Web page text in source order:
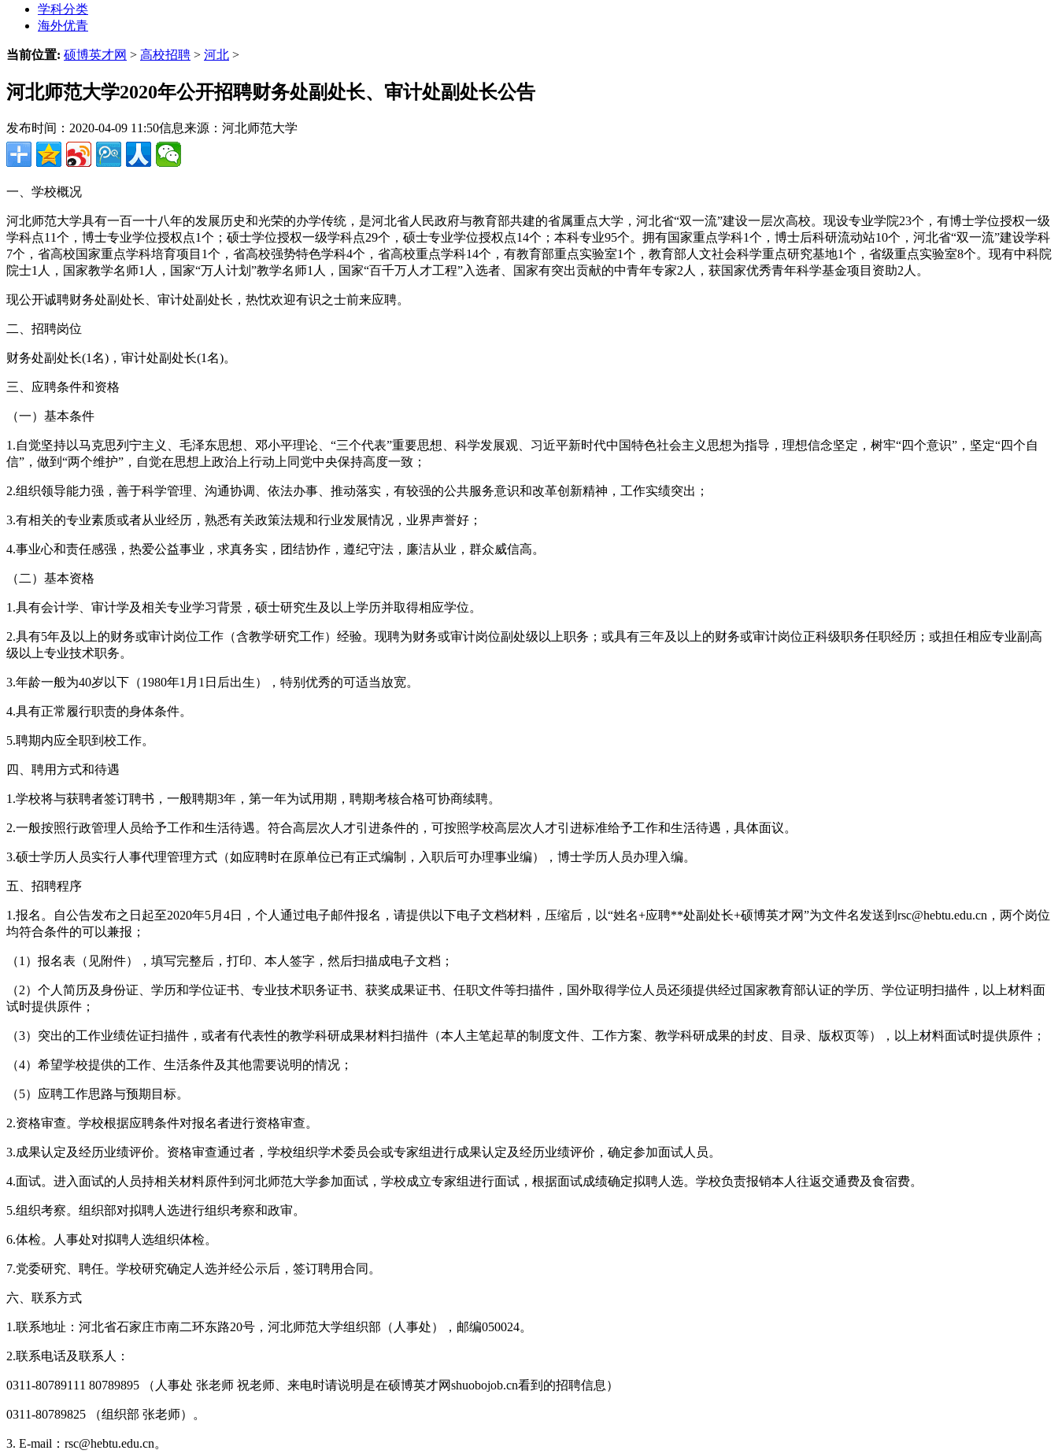
学科分类
海外优青
当前位置: 硕博英才网 > 高校招聘 > 河北 >
河北师范大学2020年公开招聘财务处副处长、审计处副处长公告
发布时间：2020-04-09 11:50信息来源：河北师范大学
一、学校概况
河北师范大学具有一百一十八年的发展历史和光荣的办学传统，是河北省人民政府与教育部共建的省属重点大学，河北省“双一流”建设一层次高校。现设专业学院23个，有博士学位授权一级
学科点11个，博士专业学位授权点1个；硕士学位授权一级学科点29个，硕士专业学位授权点14个；本科专业95个。拥有国家重点学科1个，博士后科研流动站10个，河北省“双一流”建设学科
7个，省高校国家重点学科培育项目1个，省高校强势特色学科4个，省高校重点学科14个，有教育部重点实验室1个，教育部人文社会科学重点研究基地1个，省级重点实验室8个。现有中科院
院士1人，国家教学名师1人，国家“万人计划”教学名师1人，国家“百千万人才工程”入选者、国家有突出贡献的中青年专家2人，获国家优秀青年科学基金项目资助2人。
现公开诚聘财务处副处长、审计处副处长，热忱欢迎有识之士前来应聘。
二、招聘岗位
财务处副处长(1名)，审计处副处长(1名)。
三、应聘条件和资格
（一）基本条件
1.自觉坚持以马克思列宁主义、毛泽东思想、邓小平理论、“三个代表”重要思想、科学发展观、习近平新时代中国特色社会主义思想为指导，理想信念坚定，树牢“四个意识”，坚定“四个自
信”，做到“两个维护”，自觉在思想上政治上行动上同党中央保持高度一致；
2.组织领导能力强，善于科学管理、沟通协调、依法办事、推动落实，有较强的公共服务意识和改革创新精神，工作实绩突出；
3.有相关的专业素质或者从业经历，熟悉有关政策法规和行业发展情况，业界声誉好；
4.事业心和责任感强，热爱公益事业，求真务实，团结协作，遵纪守法，廉洁从业，群众威信高。
（二）基本资格
1.具有会计学、审计学及相关专业学习背景，硕士研究生及以上学历并取得相应学位。
2.具有5年及以上的财务或审计岗位工作（含教学研究工作）经验。现聘为财务或审计岗位副处级以上职务；或具有三年及以上的财务或审计岗位正科级职务任职经历；或担任相应专业副高
级以上专业技术职务。
3.年龄一般为40岁以下（1980年1月1日后出生），特别优秀的可适当放宽。
4.具有正常履行职责的身体条件。
5.聘期内应全职到校工作。
四、聘用方式和待遇
1.学校将与获聘者签订聘书，一般聘期3年，第一年为试用期，聘期考核合格可协商续聘。
2.一般按照行政管理人员给予工作和生活待遇。符合高层次人才引进条件的，可按照学校高层次人才引进标准给予工作和生活待遇，具体面议。
3.硕士学历人员实行人事代理管理方式（如应聘时在原单位已有正式编制，入职后可办理事业编），博士学历人员办理入编。
五、招聘程序
1.报名。自公告发布之日起至2020年5月4日，个人通过电子邮件报名，请提供以下电子文档材料，压缩后，以“姓名+应聘**处副处长+硕博英才网”为文件名发送到rsc@hebtu.edu.cn，两个岗位
均符合条件的可以兼报；
（1）报名表（见附件），填写完整后，打印、本人签字，然后扫描成电子文档；
（2）个人简历及身份证、学历和学位证书、专业技术职务证书、获奖成果证书、任职文件等扫描件，国外取得学位人员还须提供经过国家教育部认证的学历、学位证明扫描件，以上材料面
试时提供原件；
（3）突出的工作业绩佐证扫描件，或者有代表性的教学科研成果材料扫描件（本人主笔起草的制度文件、工作方案、教学科研成果的封皮、目录、版权页等），以上材料面试时提供原件；
（4）希望学校提供的工作、生活条件及其他需要说明的情况；
（5）应聘工作思路与预期目标。
2.资格审查。学校根据应聘条件对报名者进行资格审查。
3.成果认定及经历业绩评价。资格审查通过者，学校组织学术委员会或专家组进行成果认定及经历业绩评价，确定参加面试人员。
4.面试。进入面试的人员持相关材料原件到河北师范大学参加面试，学校成立专家组进行面试，根据面试成绩确定拟聘人选。学校负责报销本人往返交通费及食宿费。
5.组织考察。组织部对拟聘人选进行组织考察和政审。
6.体检。人事处对拟聘人选组织体检。
7.党委研究、聘任。学校研究确定人选并经公示后，签订聘用合同。
六、联系方式
1.联系地址：河北省石家庄市南二环东路20号，河北师范大学组织部（人事处），邮编050024。
2.联系电话及联系人：
0311-80789111 80789895 （人事处 张老师 祝老师、来电时请说明是在硕博英才网shuobojob.cn看到的招聘信息）
0311-80789825 （组织部 张老师）。
3. E-mail：rsc@hebtu.edu.cn。